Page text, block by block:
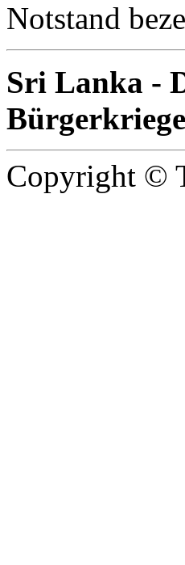
Notstand
Sri Lanka -
Copyright ©